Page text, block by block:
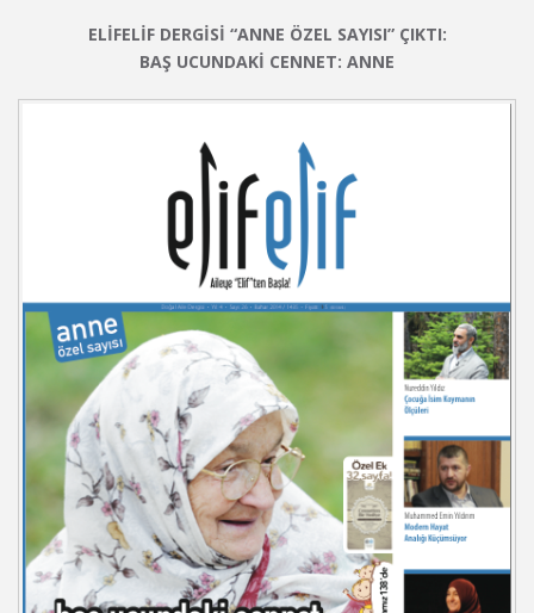
ELİFELİF DERGİSİ “ANNE ÖZEL SAYISI” ÇIKTI:
BAŞ UCUNDAKİ CENNET: ANNE